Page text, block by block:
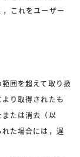
これをユーザー
囲を超えて取り扱
り取得されたも
たは消去（以
た場合には，遅